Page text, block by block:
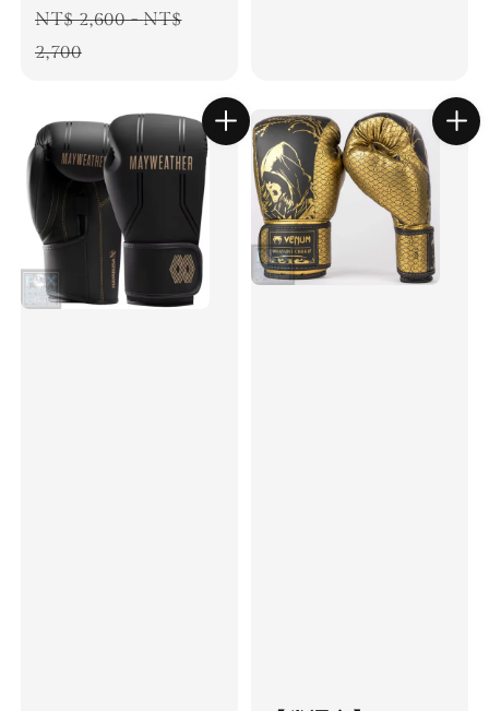
Regular
price
NT$ 2,600-NT$
2,700